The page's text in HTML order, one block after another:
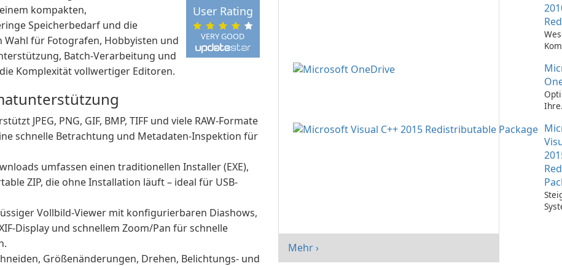
VERY GOOD
User Rating
kompakten,
Speicherbedarf und die
für Fotografen, Hobbyisten und
Batch-Verarbeitung und
Komplexität vollwertiger Editoren.
JPEG, PNG, GIF, BMP, TIFF und viele RAW-Formate
schnelle Betrachtung und Metadaten-Inspektion für
umfassen einen traditionellen Installer (EXE),
ZIP, die ohne Installation läuft – ideal für USB-
Vollbild-Viewer mit konfigurierbaren Diashows,
Display und schnellem Zoom/Pan für schnelle
Größenänderungen, Drehen, Belichtungs- und
Ihre
mit
Mehr ›